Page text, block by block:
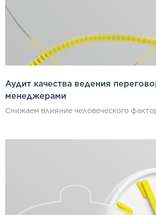
Аудит качества ведения
менеджерами
Снижаем влияние человеческого